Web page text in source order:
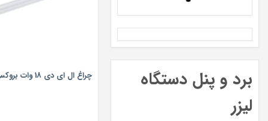
برد و پنل دستگاه
لیزر
چراغ ال ای دی 18 وات بروکس مدل T5-120